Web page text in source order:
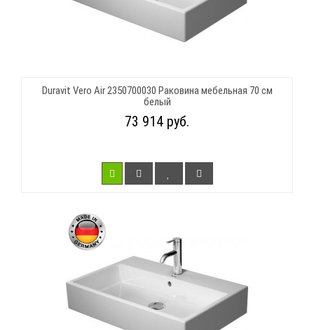
Duravit Vero Air 2350700030 Раковина мебельная 70 см
белый
73 914 руб.